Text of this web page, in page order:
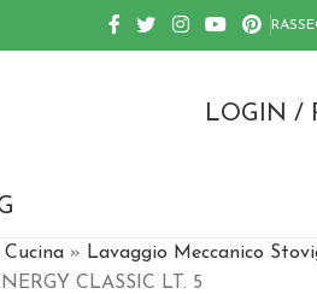
LOGIN /
Cucina» Lavaggio Meccanico
CLASSIC LT. 5